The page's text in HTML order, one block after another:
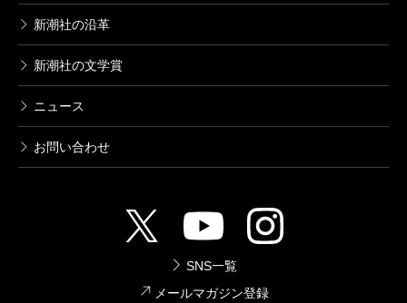
新潮社の沿革
新潮社の文学賞
ニュース
お問い合わせ
SNS一覧
メールマガジン登録